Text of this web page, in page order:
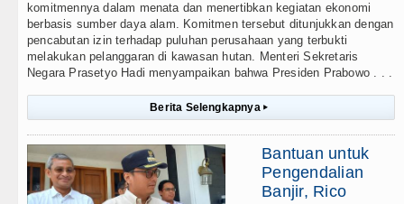
komitmennya dalam menata dan menertibkan kegiatan ekonomi
berbasis sumber daya alam. Komitmen tersebut ditunjukkan dengan
pencabutan izin terhadap puluhan perusahaan yang terbukti
melakukan pelanggaran di kawasan hutan. Menteri Sekretaris
Negara Prasetyo Hadi menyampaikan bahwa Presiden Prabowo . . .
Berita Selengkapnya ▸
Bantuan untuk
Pengendalian
Banjir, Rico